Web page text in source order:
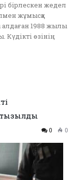
бірлескен жедел
жұмысқа
1988 жылы
Күдікті өзінің
0 0